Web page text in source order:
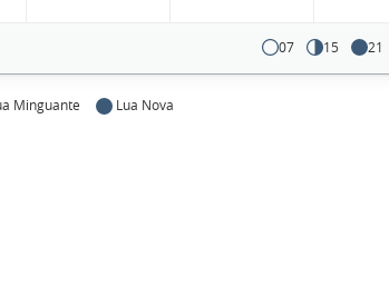
07 15 21
Minguante Lua Nova